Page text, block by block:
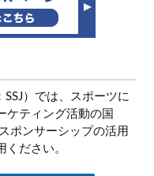
）では、スポーツに
ケティング活動の国
ポンサーシップの活用
ださい。